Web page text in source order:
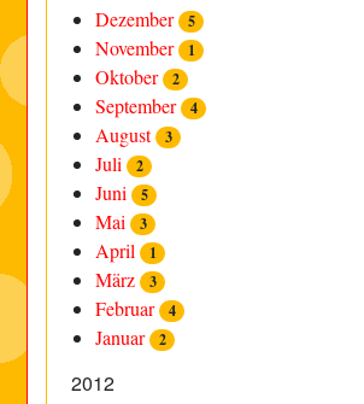
Dezember 5
November 1
Oktober 2
September 4
August 3
Juli 2
Juni 5
Mai 3
April 1
März 3
Februar 4
Januar 2
2012